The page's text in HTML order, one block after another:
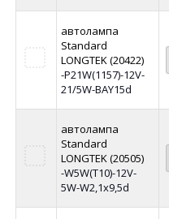
автолампа
Standard
LONGTEK (20422)
-P21W(1157)-12V-
21/5W-BAY15d
автолампа
Standard
LONGTEK (20505)
-W5W(T10)-12V-
5W-W2,1x9,5d